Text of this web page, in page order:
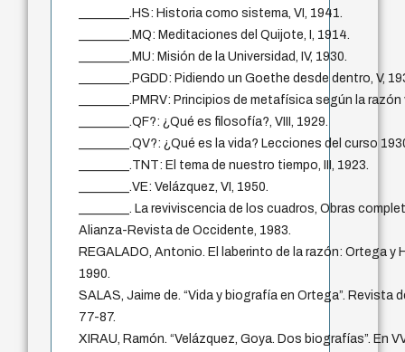
________.HS: Historia como sistema, VI, 1941.
________.MQ: Meditaciones del Quijote, I, 1914.
________.MU: Misión de la Universidad, IV, 1930.
________.PGDD: Pidiendo un Goethe desde dentro, V,
________.PMRV: Principios de metafísica según la
________.QF?: ¿Qué es filosofía?, VIII, 1929.
________.QV?: ¿Qué es la vida? Lecciones del curso
________.TNT: El tema de nuestro tiempo, III, 1923.
________.VE: Velázquez, VI, 1950.
________. La reviviscencia de los cuadros, Obras
Alianza-Revista de Occidente, 1983.
REGALADO, Antonio. El laberinto de la razón: Ortega y
1990.
SALAS, Jaime de. “Vida y biografía en Ortega”.
77-87.
XIRAU, Ramón. “Velázquez, Goya. Dos biografías”. En